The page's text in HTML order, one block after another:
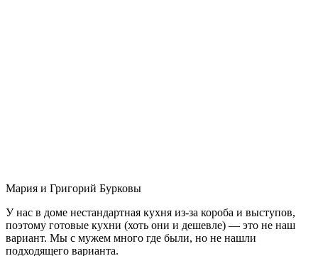
Мария и Григорий Бурковы
У нас в доме нестандартная кухня из-за короба и выступов,
поэтому готовые кухни (хоть они и дешевле) — это не наш
вариант. Мы с мужем много где были, но не нашли
подходящего варианта.